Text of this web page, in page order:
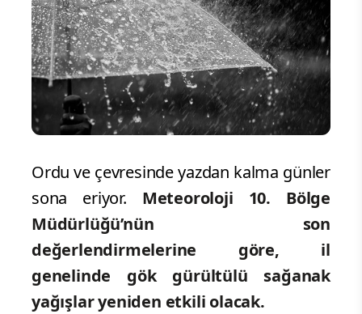
Ordu ve çevresinde yazdan kalma günler
sona eriyor. Meteoroloji 10. Bölge
Müdürlüğü’nün son
değerlendirmelerine göre, il
genelinde gök gürültülü sağanak
yağışlar yeniden etkili olacak.